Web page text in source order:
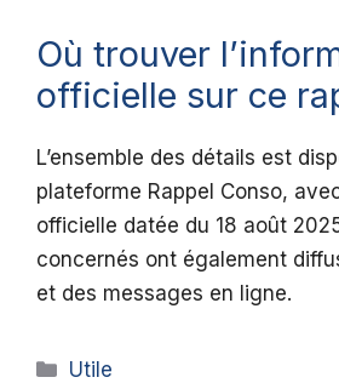
Où trouver
officielle sur ce
L’ensemble des détails est
plateforme Rappel Conso,
officielle datée du 18 août
concernés ont également
et des messages en ligne.
Catégories
Utile